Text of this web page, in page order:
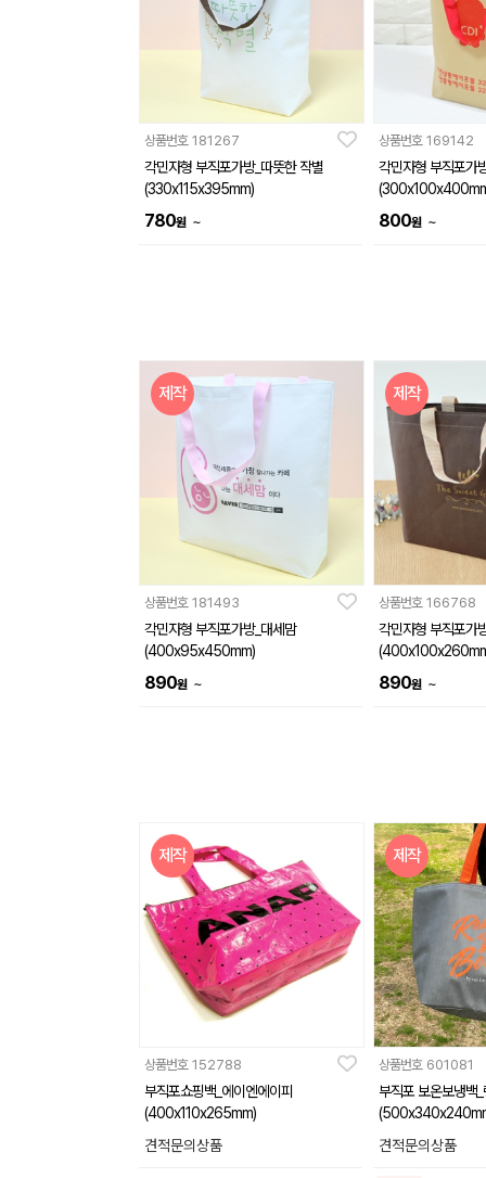
상품번호 181267
각민자형 부직포가방_따뜻한 작별
(330x115x395mm)
780원 ~
상품번호 169142
각민자형 부직포가
800원 ~
제작
상품번호 181493
각민자형 부직포가방_대세맘
(400x95x450mm)
890원 ~
제작
상품번호 166768
각민자형 부직포가
890원 ~
제작
상품번호 152788
부직포쇼핑백_에이엔에이피
(400x110x265mm)
견적문의상품
제작
상품번호 601081
부직포 보온보냉백
견적문의상품